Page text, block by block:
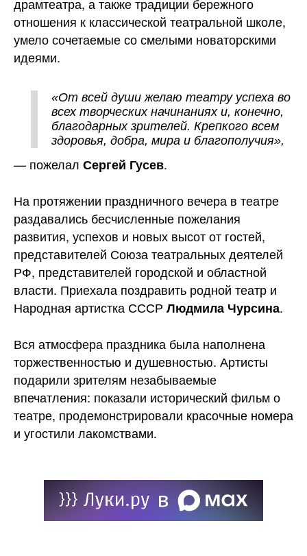
отношения к классической театральной школе,
умело сочетаемые со смелыми новаторскими
идеями.
«От всей души желаю театру успеха во
всех творческих начинаниях и, конечно,
благодарных зрителей. Крепкого всем
здоровья, добра, мира и благополучия»,
— пожелал Сергей Гусев.
На протяжении праздничного вечера в театре
раздавались бесчисленные пожелания
развития, успехов и новых высот от гостей,
представителей Союза театральных деятелей
РФ, представителей городской и областной
власти. Приехала поздравить родной театр и
Народная артистка СССР Людмила Чурсина.
Вся атмосфера праздника была наполнена
торжественностью и душевностью. Артисты
подарили зрителям незабываемые
впечатления: показали исторический фильм о
театре, продемонстрировали красочные номера
и угостили лакомствами.